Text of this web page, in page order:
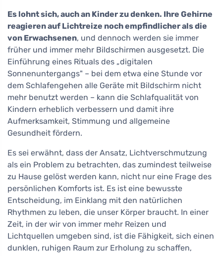
Es lohnt sich, auch an Kinder zu denken. Ihre Gehirne
reagieren auf Lichtreize noch empfindlicher als die
von Erwachsenen, und dennoch werden sie immer
früher und immer mehr Bildschirmen ausgesetzt. Die
Einführung eines Rituals des „digitalen
Sonnenuntergangs" – bei dem etwa eine Stunde vor
dem Schlafengehen alle Geräte mit Bildschirm nicht
mehr benutzt werden – kann die Schlafqualität von
Kindern erheblich verbessern und damit ihre
Aufmerksamkeit, Stimmung und allgemeine
Gesundheit fördern.
Es sei erwähnt, dass der Ansatz, Lichtverschmutzung
als ein Problem zu betrachten, das zumindest teilweise
zu Hause gelöst werden kann, nicht nur eine Frage des
persönlichen Komforts ist. Es ist eine bewusste
Entscheidung, im Einklang mit den natürlichen
Rhythmen zu leben, die unser Körper braucht. In einer
Zeit, in der wir von immer mehr Reizen und
Lichtquellen umgeben sind, ist die Fähigkeit, sich einen
dunklen, ruhigen Raum zur Erholung zu schaffen,